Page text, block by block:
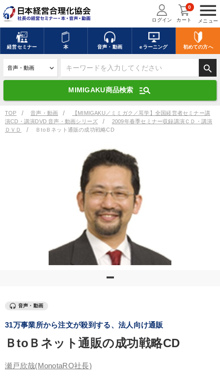
menu
メニュー
ログイン カート
0
経営セミナー 本 音声・動画 eラーニング 初めての方へ
search
MIMIGAKU商品検索 manage_search
キーワードを入力して探す
デジタル版対応のみ検索結果に表示する
search 上記の条件で検索
全国経営者セミナー講演収録物（全1315タイトル）からお探しいただけ
事業家のロマンと経営
若手異才経営者の発想 専門家のアドバイス
リーダーの器量を学ぶ
経営者のための《音声・動画で学ぶ》講演シリーズ
最新トレンドと時代の潮流を押さえる 【4月】音声・映像
組織・採用・スキル 会社のパフォーマンスを高める講話
TOP 音声・動画
【MIMIGAKU／ミミガク／耳学】全国経営者セミナー講
演CD・講演DVD 音声・動画シリーズ
2009年春季セミナー収録講演ＣＤ・講演
ＤＶＤ
ＢtoＢネット通販の成功戦略CD
音声・動画
31万事業所から注文が殺到する、法人向け通販
ＢtoＢネット通販の成功戦略CD
瀬戸欣哉(MonotaRO社長)